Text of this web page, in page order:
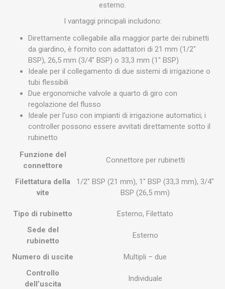
esterno.
I vantaggi principali includono:
Direttamente collegabile alla maggior parte dei rubinetti
da giardino, è fornito con adattatori di 21 mm (1/2″
BSP), 26,5 mm (3/4″ BSP) o 33,3 mm (1″ BSP)
Ideale per il collegamento di due sistemi di irrigazione o
tubi flessibili
Due ergonomiche valvole a quarto di giro con
regolazione del flusso
Ideale per l’uso con impianti di irrigazione automatici; i
controller possono essere avvitati direttamente sotto il
rubinetto
Funzione del
connettore
Connettore per rubinetti
Filettatura della
vite
1/2" BSP (21 mm), 1" BSP (33,3 mm), 3/4"
BSP (26,5 mm)
Tipo di rubinetto
Esterno, Filettato
Sede del
rubinetto
Esterno
Numero di uscite
Multipli – due
Controllo
dell’uscita
Individuale